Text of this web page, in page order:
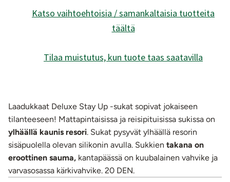
Katso vaihtoehtoisia / samankaltaisia tuotteita
täältä
Tilaa muistutus, kun tuote taas saatavilla
Laadukkaat Deluxe Stay Up -sukat sopivat jokaiseen
tilanteeseen! Mattapintaisissa ja reisipituisissa sukissa on
ylhäällä kaunis resori. Sukat pysyvät ylhäällä resorin
sisäpuolella olevan silikonin avulla. Sukkien takana on
eroottinen sauma, kantapäässä on kuubalainen vahvike ja
varvasosassa kärkivahvike. 20 DEN.